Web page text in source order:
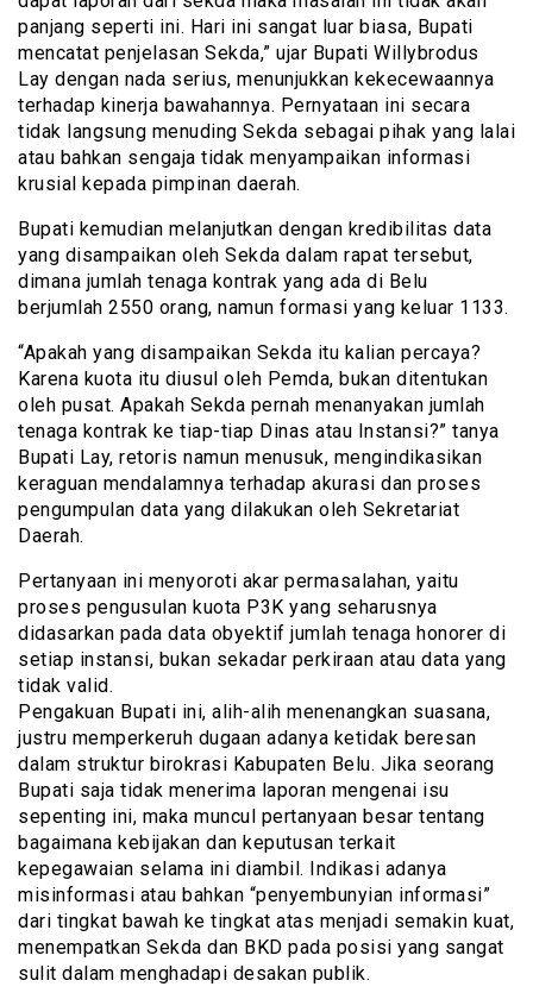
panjang seperti ini. Hari ini sangat luar biasa, Bupati
mencatat penjelasan Sekda,” ujar Bupati Willybrodus
Lay dengan nada serius, menunjukkan kekecewaannya
terhadap kinerja bawahannya. Pernyataan ini secara
tidak langsung menuding Sekda sebagai pihak yang lalai
atau bahkan sengaja tidak menyampaikan informasi
krusial kepada pimpinan daerah.
Bupati kemudian melanjutkan dengan kredibilitas data
yang disampaikan oleh Sekda dalam rapat tersebut,
dimana jumlah tenaga kontrak yang ada di Belu
berjumlah 2550 orang, namun formasi yang keluar 1133.
“Apakah yang disampaikan Sekda itu kalian percaya?
Karena kuota itu diusul oleh Pemda, bukan ditentukan
oleh pusat. Apakah Sekda pernah menanyakan jumlah
tenaga kontrak ke tiap-tiap Dinas atau Instansi?” tanya
Bupati Lay, retoris namun menusuk, mengindikasikan
keraguan mendalamnya terhadap akurasi dan proses
pengumpulan data yang dilakukan oleh Sekretariat
Daerah.
Pertanyaan ini menyoroti akar permasalahan, yaitu
proses pengusulan kuota P3K yang seharusnya
didasarkan pada data obyektif jumlah tenaga honorer di
setiap instansi, bukan sekadar perkiraan atau data yang
tidak valid.
Pengakuan Bupati ini, alih-alih menenangkan suasana,
justru memperkeruh dugaan adanya ketidak beresan
dalam struktur birokrasi Kabupaten Belu. Jika seorang
Bupati saja tidak menerima laporan mengenai isu
sepenting ini, maka muncul pertanyaan besar tentang
bagaimana kebijakan dan keputusan terkait
kepegawaian selama ini diambil. Indikasi adanya
misinformasi atau bahkan “penyembunyian informasi”
dari tingkat bawah ke tingkat atas menjadi semakin kuat,
menempatkan Sekda dan BKD pada posisi yang sangat
sulit dalam menghadapi desakan publik.